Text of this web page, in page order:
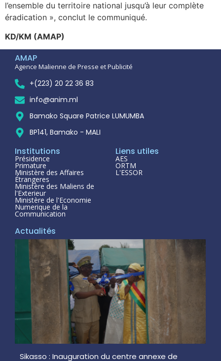
l’ensemble du territoire national jusqu’à leur complète
éradication », conclut le communiqué.
KD/KM (AMAP)
AMAP
Agence Malienne de Presse et Publicité
+(223) 20 22 36 83
info@anim.ml
Bamako Square Patrice LUMUMBA
BP141, Bamako - MALI
Institutions
Présidence
Primature
Ministère des Affaires
Étrangeres
Ministère des Maliens de
l'Exterieur
Ministère de l'Economie
Numerique de la
Communication
Liens utiles
AES
ORTM
L'ESSOR
Actualités
Sikasso : Inauguration du centre annexe de